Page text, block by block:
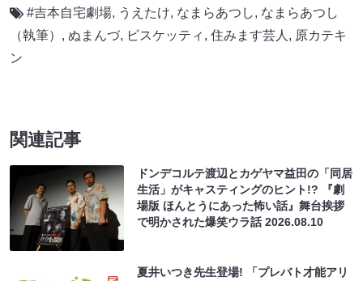
#吉本自宅劇場, うえたけ, なまらあつし, なまらあつし
（執筆） , ぬまんづ, ビスケッティ , 住みます芸人, 原カテキ
ン
関連記事
ドンデコルテ渡辺とカゲヤマ益田の「同居
生活」がキャスティングのヒント!? 『劇
場版 ほんとうにあった怖い話』舞台挨拶
で明かされた爆笑ウラ話2026.08.10
夏井いつき先生登場! 「プレバト才能アリ